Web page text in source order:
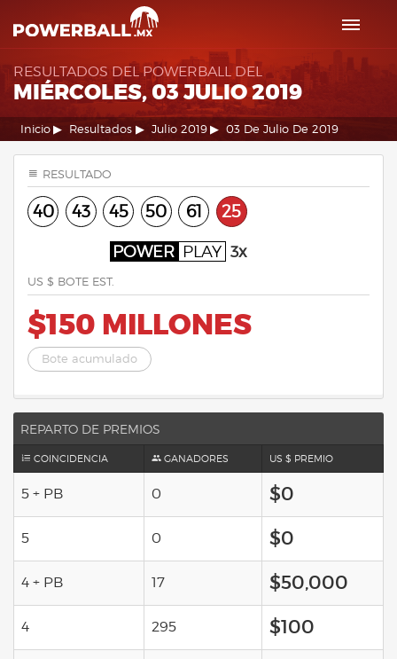
RESULTADOS DEL POWERBALL DEL
MIÉRCOLES, 03 JULIO 2019
Inicio Resultados Julio 2019 03 De Julio De 2019
RESULTADO
40 43 45 50 61 25
POWER PLAY 3x
US $ BOTE EST.
$150 MILLONES
Bote acumulado
REPARTO DE PREMIOS
COINCIDENCIA GANADORES US $ PREMIO
5 + PB 0 $0
5 0 $0
4 + PB 17 $50,000
4 295 $100